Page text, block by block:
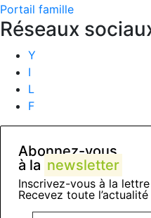
Portail famille
Réseaux
Y
I
L
F
Abonnez-vous
à la newsletter
Inscrivez-vous à la
Recevez toute